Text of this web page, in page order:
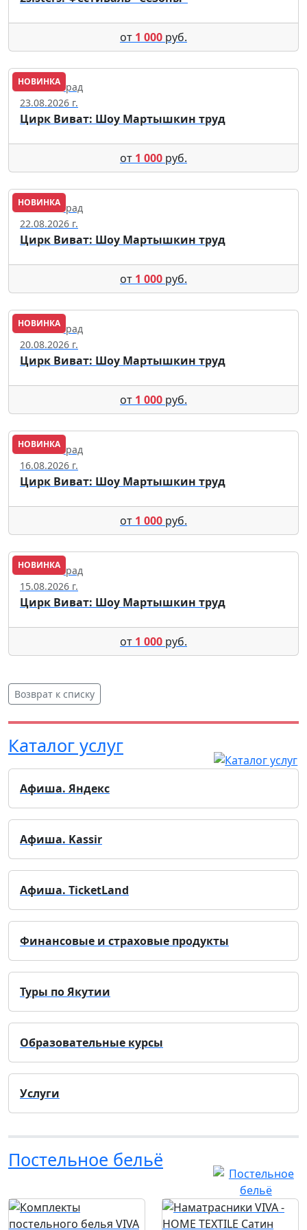
от 1 000 руб.
НОВИНКА
Калининград
23.08.2026 г.
Цирк Виват: Шоу Мартышкин труд
от 1 000 руб.
НОВИНКА
Калининград
22.08.2026 г.
Цирк Виват: Шоу Мартышкин труд
от 1 000 руб.
НОВИНКА
Калининград
20.08.2026 г.
Цирк Виват: Шоу Мартышкин труд
от 1 000 руб.
НОВИНКА
Калининград
16.08.2026 г.
Цирк Виват: Шоу Мартышкин труд
от 1 000 руб.
НОВИНКА
Калининград
15.08.2026 г.
Цирк Виват: Шоу Мартышкин труд
от 1 000 руб.
Возврат к списку
Каталог услуг
Афиша. Яндекс
Афиша. Kassir
Афиша. TicketLand
Финансовые и страховые продукты
Туры по Якутии
Образовательные курсы
Услуги
Постельное бельё